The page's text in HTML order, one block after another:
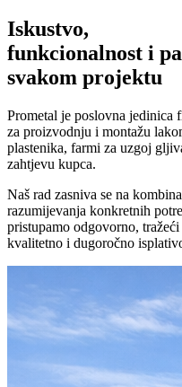
Iskustvo,
funkcionalnost i
svakom projektu
Prometal je poslovna jedinica
za proizvodnju i montažu
plastenika, farmi za uzgoj
zahtjevu kupca.
Naš rad zasniva se na
razumijevanja konkretnih
pristupamo odgovorno,
kvalitetno i dugoročno